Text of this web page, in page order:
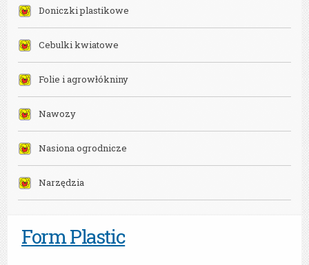
Doniczki plastikowe
Cebulki kwiatowe
Folie i agrowłókniny
Nawozy
Nasiona ogrodnicze
Narzędzia
Form Plastic